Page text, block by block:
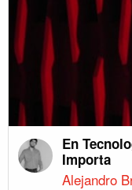
En
Importa
Alejandro